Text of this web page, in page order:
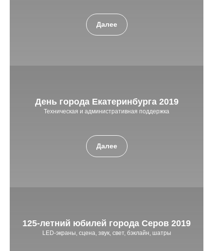
Далее
День города Екатеринбурга 2019
Техническая и административная поддержка
Далее
125-летний юбилей города Серов 2019
LED-экраны, сцена, звук, свет, бэклайн, шатры